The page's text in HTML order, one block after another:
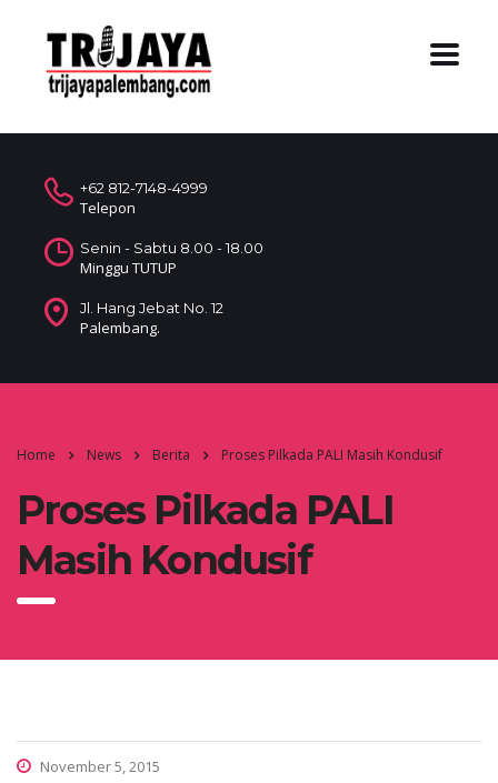
+62 812-7148-4999
Telepon
Senin - Sabtu 8.00 - 18.00
Minggu TUTUP
Jl. Hang Jebat No. 12
Palembang.
Home News Berita Proses Pilkada PALI Masih Kondusif
Proses Pilkada PALI
Masih Kondusif
November 5, 2015